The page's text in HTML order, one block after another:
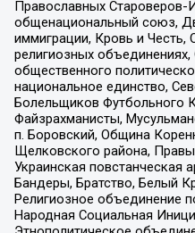
Православных Староверов-
общенациональный союз,
иммиграции, Кровь и Честь,
религиозных
общественного
национальное единство,
Болельщиков Футбольного
Файзрахманисты,
п. Боровский, Община
Щелковского района,
Украинская повстанческая
Бандеры, Братство, Белый
Религиозное объединение
Народная Социальная